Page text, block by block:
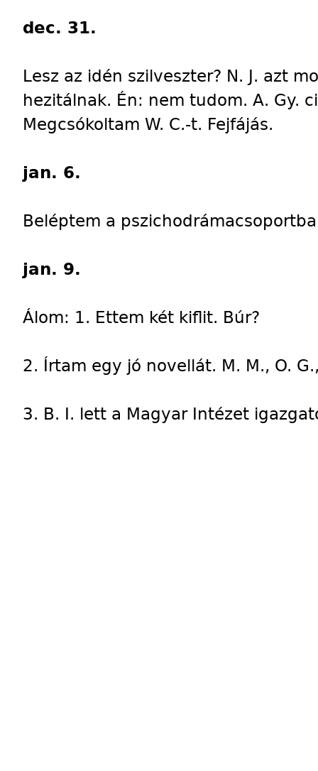
dec. 31.
Lesz az idén szilveszter? N. J. azt
hezitálnak. Én: nem tudom. A. Gy.
Megcsókoltam W. C.-t. Fejfájás.
jan. 6.
Beléptem a
jan. 9.
Álom: 1. Ettem két kiflit. Búr?
2. Írtam egy jó novellát. M. M., O.
3. B. I. lett a Magyar Intézet